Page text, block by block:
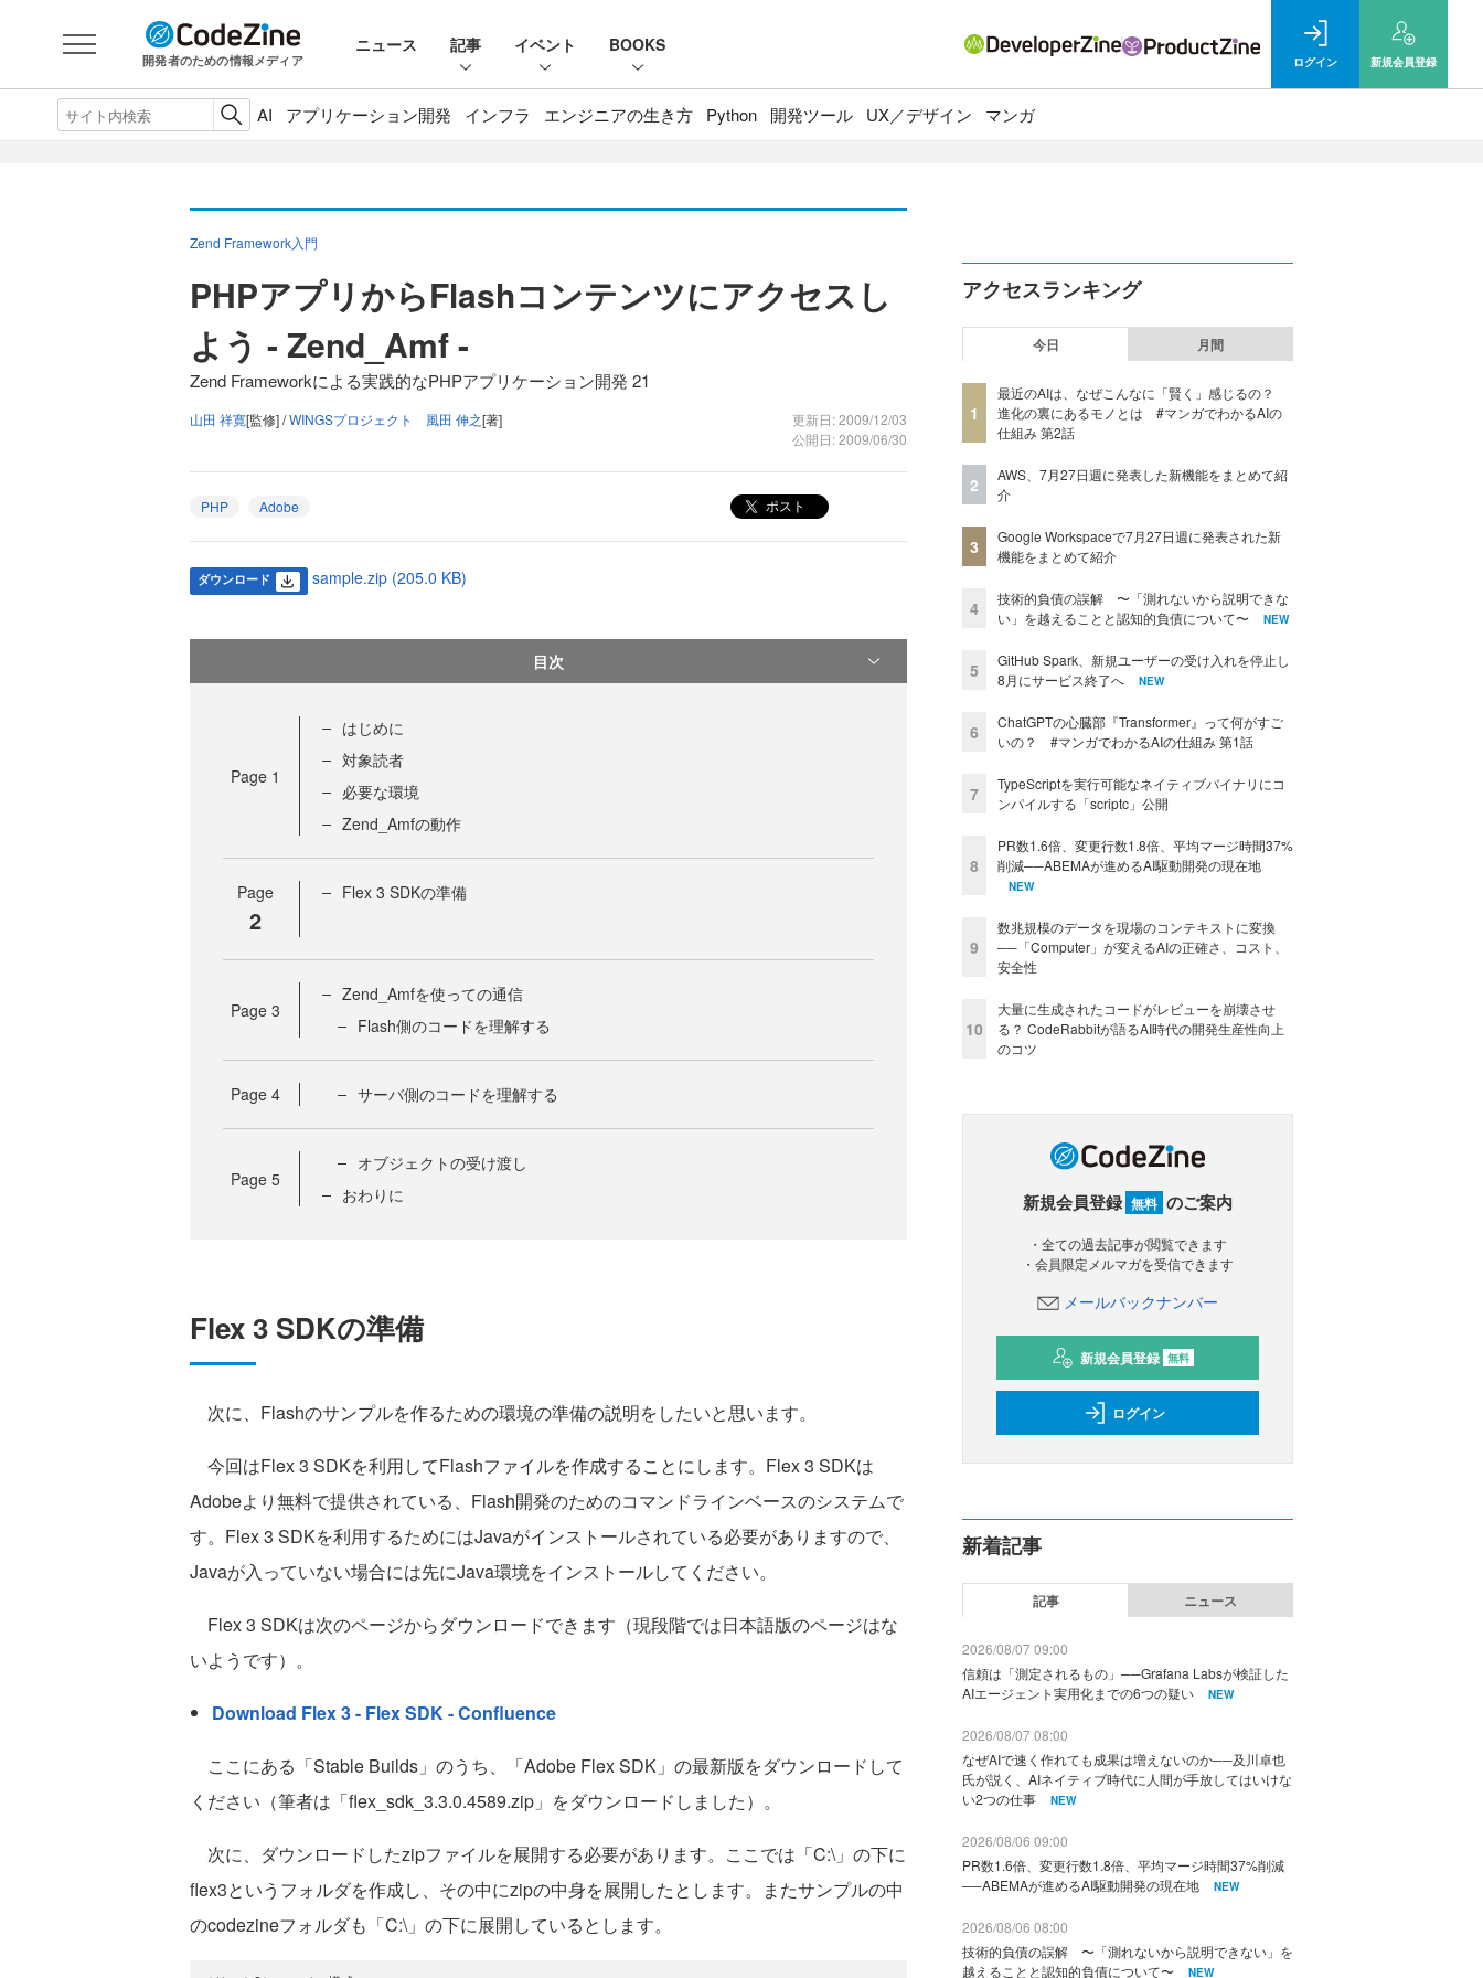
開発者のための情報メディア
ニュース 記事 イベント BOOKS
ログイン 新規会員登録
AI アプリケーション開発 インフラ エンジニアの生き方 Python 開発ツール UX／デザイン マンガ
Zend Framework入門
PHPアプリからFlashコンテンツにアクセスし
よう - Zend_Amf -
Zend Frameworkによる実践的なPHPアプリケーション開発 21
山田 祥寛[監修] /WINGSプロジェクト 風田 伸之[著]
更新日: 2009/12/03
公開日: 2009/06/30
PHP Adobe ポスト
ダウンロード sample.zip (205.0 KB)
目次
Page 1
はじめに
対象読者
必要な環境
Zend_Amfの動作
Page
2
Flex 3 SDKの準備
Page 3
Zend_Amfを使っての通信
Flash側のコードを理解する
Page 4 サーバ側のコードを理解する
Page 5
オブジェクトの受け渡し
おわりに
Flex 3 SDKの準備
次に、Flashのサンプルを作るための環境の準備の説明をしたいと思います。
今回はFlex 3 SDKを利用してFlashファイルを作成することにします。Flex 3 SDKは
Adobeより無料で提供されている、Flash開発のためのコマンドラインベースのシステムで
す。Flex 3 SDKを利用するためにはJavaがインストールされている必要がありますので、
Javaが入っていない場合には先にJava環境をインストールしてください。
Flex 3 SDKは次のページからダウンロードできます（現段階では日本語版のページはな
いようです）。
Download Flex 3 - Flex SDK - Confluence
ここにある「Stable Builds」のうち、「Adobe Flex SDK」の最新版をダウンロードして
ください（筆者は「flex_sdk_3.3.0.4589.zip」をダウンロードしました）。
次に、ダウンロードしたzipファイルを展開する必要があります。ここでは「C:\」の下に
flex3というフォルダを作成し、その中にzipの中身を展開したとします。またサンプルの中
のcodezineフォルダも「C:\」の下に展開しているとします。
アクセスランキング
今日 月間
1
最近のAIは、なぜこんなに「賢く」感じるの？
進化の裏にあるモノとは #マンガでわかるAIの
仕組み 第2話
2
AWS、7月27日週に発表した新機能をまとめて紹
介
3
Google Workspaceで7月27日週に発表された新
機能をまとめて紹介
4
技術的負債の誤解 〜「測れないから説明できな
い」を越えることと認知的負債について〜
NEW
5
GitHub Spark、新規ユーザーの受け入れを停止し
8月にサービス終了へ
NEW
6
ChatGPTの心臓部『Transformer』って何がすご
いの？ #マンガでわかるAIの仕組み 第1話
7
TypeScriptを実行可能なネイティブバイナリにコ
ンパイルする「scriptc」公開
8
PR数1.6倍、変更行数1.8倍、平均マージ時間37%
削減──ABEMAが進めるAI駆動開発の現在地
NEW
9
数兆規模のデータを現場のコンテキストに変換
──「Computer」が変えるAIの正確さ、コスト、
安全性
10
大量に生成されたコードがレビューを崩壊させ
る？ CodeRabbitが語るAI時代の開発生産性向上
のコツ
新規会員登録 無料 のご案内
・全ての過去記事が閲覧できます
・会員限定メルマガを受信できます
メールバックナンバー
新規会員登録 無料
ログイン
新着記事
記事 ニュース
2026/08/07 09:00
信頼は「測定されるもの」──Grafana Labsが検証した
AIエージェント実用化までの6つの疑い
NEW
2026/08/07 08:00
なぜAIで速く作れても成果は増えないのか──及川卓也
氏が説く、AIネイティブ時代に人間が手放してはいけな
い2つの仕事
NEW
2026/08/06 09:00
PR数1.6倍、変更行数1.8倍、平均マージ時間37%削減
──ABEMAが進めるAI駆動開発の現在地
NEW
2026/08/06 08:00
技術的負債の誤解 〜「測れないから説明できない」を
越えることと認知的負債について〜
NEW